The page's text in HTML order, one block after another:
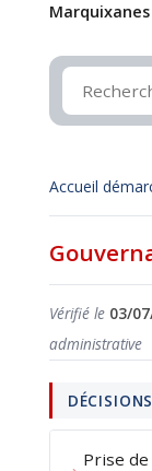
Marquixanes
Accueil
Vérifié le 03/
administrative
Prise